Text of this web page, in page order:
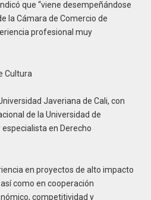
que “viene desempeñándose
la Cámara de Comercio de
profesional muy
Cultura
Javeriana de Cali, con
de la Universidad de
en Derecho
en proyectos de alto impacto
como en cooperación
competitividad y